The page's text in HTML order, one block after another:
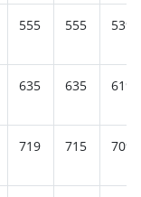
555 555 539
635 635 619
719 715 709